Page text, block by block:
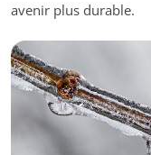
avenir plus durable.